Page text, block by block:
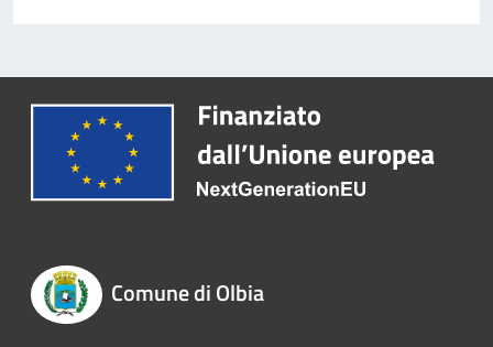
Comune di Olbia